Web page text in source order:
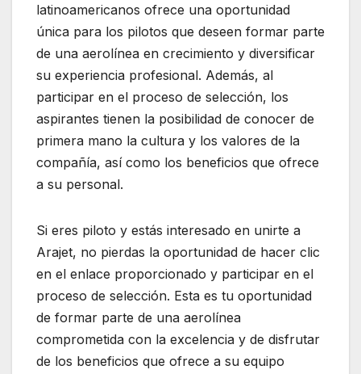
latinoamericanos ofrece una oportunidad
única para los pilotos que deseen formar parte
de una aerolínea en crecimiento y diversificar
su experiencia profesional. Además, al
participar en el proceso de selección, los
aspirantes tienen la posibilidad de conocer de
primera mano la cultura y los valores de la
compañía, así como los beneficios que ofrece
a su personal.
Si eres piloto y estás interesado en unirte a
Arajet, no pierdas la oportunidad de hacer clic
en el enlace proporcionado y participar en el
proceso de selección. Esta es tu oportunidad
de formar parte de una aerolínea
comprometida con la excelencia y de disfrutar
de los beneficios que ofrece a su equipo